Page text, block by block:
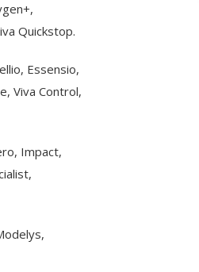
Quickstop.
Essensio,
Viva Control,
Impact,